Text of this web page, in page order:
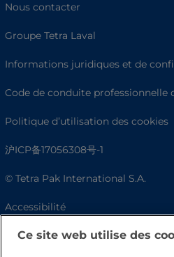
Nous contacter
Groupe Tetra Laval
Informations juridiques et de
Code de conduite professionnelle
Politique d’utilisation des cookies
沪ICP备17056308号-1
© Tetra Pak International S.A.
Accessibilité
FAQCe site web utilise des